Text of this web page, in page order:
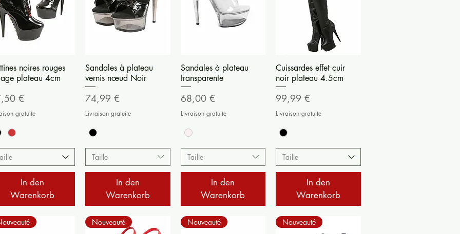
Schnellansicht
noires rouges
plateau 4cm
€
gratuite
In den
Warenkorb
Schnellansicht
Sandales à plateau
vernis nœud Noir
Preis
74,99 €
Livraison gratuite
Taille
In den
Warenkorb
Schnellansicht
Sandales à plateau
transparente
Preis
68,00 €
Livraison gratuite
Taille
In den
Warenkorb
Schnellansicht
Cuissardes effet cuir
noir plateau 4.5cm
Preis
99,99 €
Livraison gratuite
Taille
In den
Warenkorb
Nouveauté Nouveauté Nouveauté